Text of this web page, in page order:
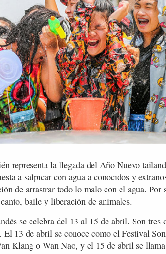
representa la llegada del Año Nuevo
a salpicar con agua a conocidos y
de arrastrar todo lo malo con el agua. Por
baile y liberación de animales.
se celebra del 13 al 15 de abril. Son tres
El 13 de abril se conoce como el Festival
Klang o Wan Nao, y el 15 de abril se